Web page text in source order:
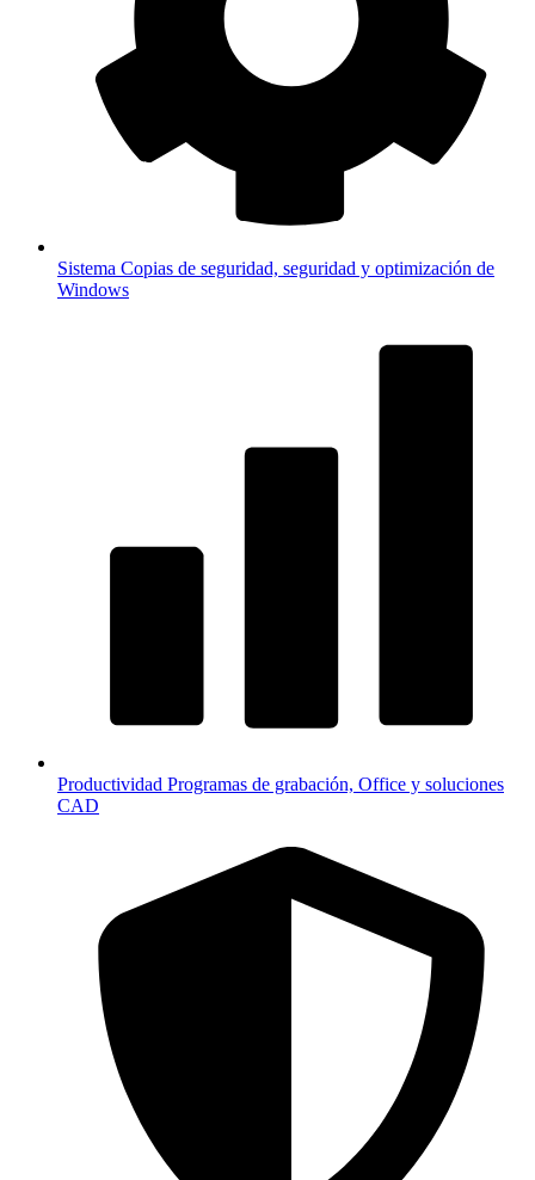
Sistema Copias de seguridad, seguridad y optimización de
Windows
Productividad Programas de grabación, Office y soluciones
CAD